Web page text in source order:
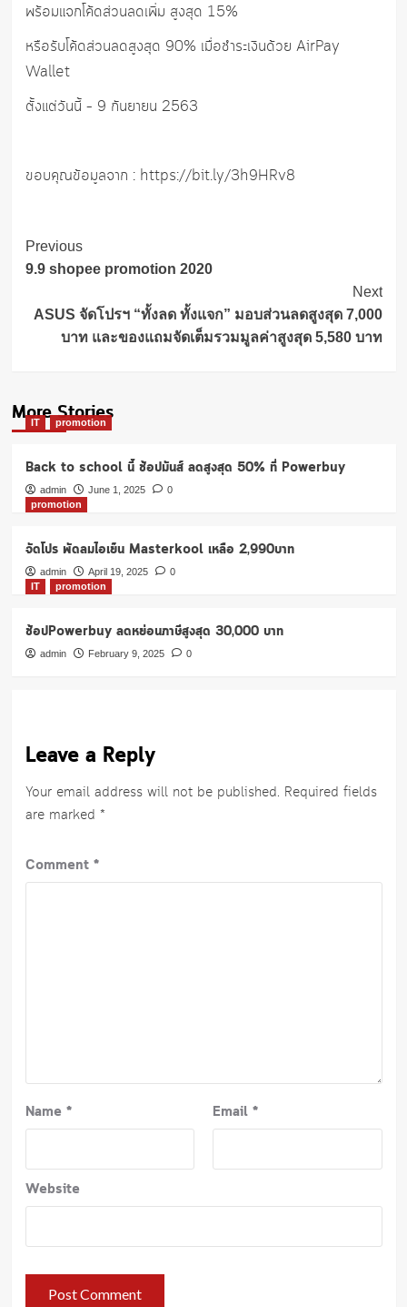
พร้อมแจกโค้ดส่วนลดเพิ่ม สูงสุด 15%
หรือรับโค้ดส่วนลดสูงสุด 90% เมื่อชำระเงินด้วย AirPay
Wallet
ตั้งแต่วันนี้ – 9 กันยายน 2563
ขอบคุณข้อมูลจาก : https://bit.ly/3h9HRv8
Post
Navigation
Previous
9.9 shopee promotion 2020
Next
ASUS จัดโปรฯ “ทั้งลด ทั้งแจก” มอบส่วนลดสูงสุด 7,000
บาท และของแถมจัดเต็มรวมมูลค่าสูงสุด 5,580 บาท
More Stories
IT promotion
Back to school นี้ ช้อปมันส์ ลดสูงสุด 50% ที่ Powerbuy
admin June 1, 2025
0
promotion
จัดโปร พัดลมไอเย็น Masterkool เหลือ 2,990บาท
admin April 19, 2025
0
IT
promotion
ช้อปPowerbuy ลดหย่อนภาษีสูงสุด 30,000 บาท
admin February 9, 2025 0
Leave a Reply
Your email address will not be published. Required fields
are marked *
Comment *
Name * Email *
Website